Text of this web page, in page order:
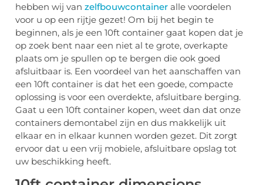
hebben wij van zelfbouwcontainer alle voordelen
voor u op een rijtje gezet! Om bij het begin te
beginnen, als je een 10ft container gaat kopen dat je
op zoek bent naar een niet al te grote, overkapte
plaats om je spullen op te bergen die ook goed
afsluitbaar is. Een voordeel van het aanschaffen van
een 10ft container is dat het een goede, compacte
oplossing is voor een overdekte, afsluitbare berging.
Gaat u een 10ft container kopen, weet dan dat onze
containers demontabel zijn en dus makkelijk uit
elkaar en in elkaar kunnen worden gezet. Dit zorgt
ervoor dat u een vrij mobiele, afsluitbare opslag tot
uw beschikking heeft.